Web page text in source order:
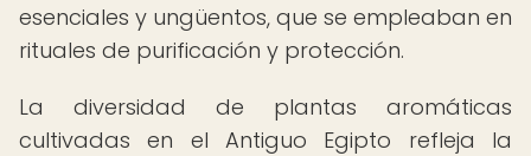
esenciales y ungüentos, que se empleaban en
rituales de purificación y protección.
La diversidad de plantas aromáticas
cultivadas en el Antiguo Egipto refleja la